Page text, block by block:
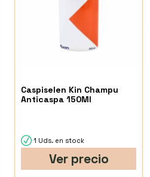
Caspiselen Kin Champu
Anticaspa 150Ml
1 Uds. en stock
Ver precio